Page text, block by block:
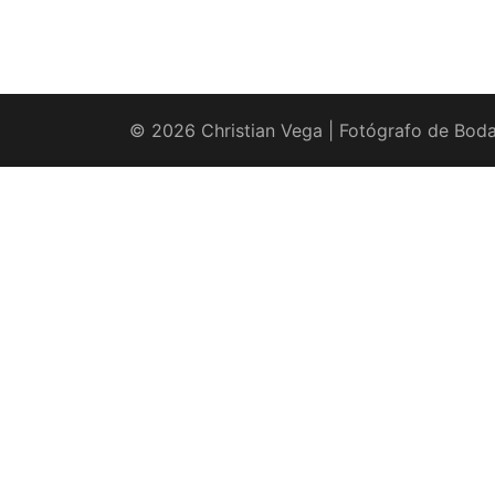
© 2026 Christian Vega | Fotógrafo de